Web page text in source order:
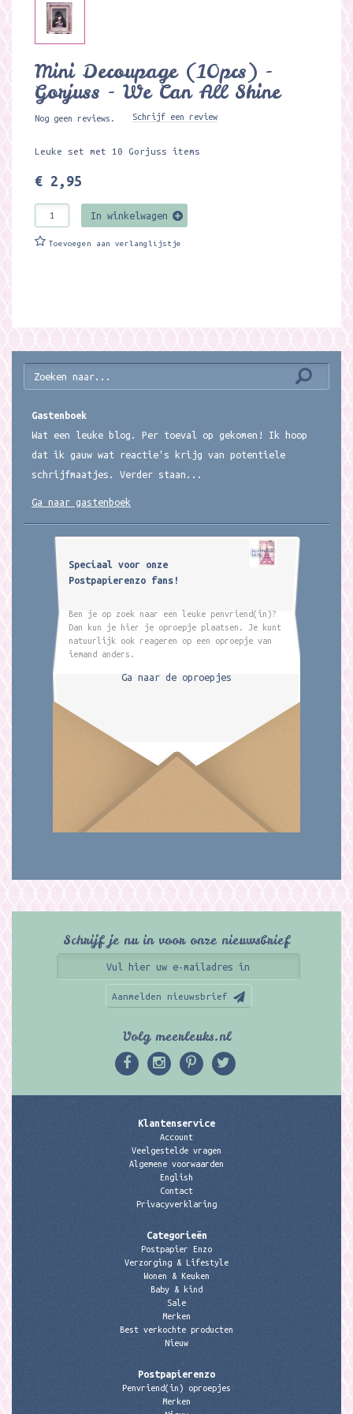
Mini Decoupage (10pcs) -
Gorjuss - We Can All Shine
Nog geen reviews. Schrijf een review
Leuke set met 10 Gorjuss items
€ 2,95
In winkelwagen
Toevoegen aan verlanglijstje
Gastenboek
Wat een leuke blog. Per toeval op gekomen! Ik hoop
dat ik gauw wat reactie's krijg van potentiele
schrijfmaatjes. Verder staan...
Ga naar gastenboek
Speciaal voor onze
Postpapierenzo fans!
Ben je op zoek naar een leuke penvriend(in)?
Dan kun je hier je oproepje plaatsen. Je kunt
natuurlijk ook reageren op een oproepje van
iemand anders.
Ga naar de oproepjes
Schrijf je nu in voor onze nieuwsbrief
Aanmelden nieuwsbrief
Volg meerleuks.nl
Klantenservice
Account
Veelgestelde vragen
Algemene voorwaarden
English
Contact
Privacyverklaring
Categorieën
Postpapier Enzo
Verzorging & Lifestyle
Wonen & Keuken
Baby & kind
Sale
Merken
Best verkochte producten
Nieuw
Postpapierenzo
Penvriend(in) oproepjes
Merken